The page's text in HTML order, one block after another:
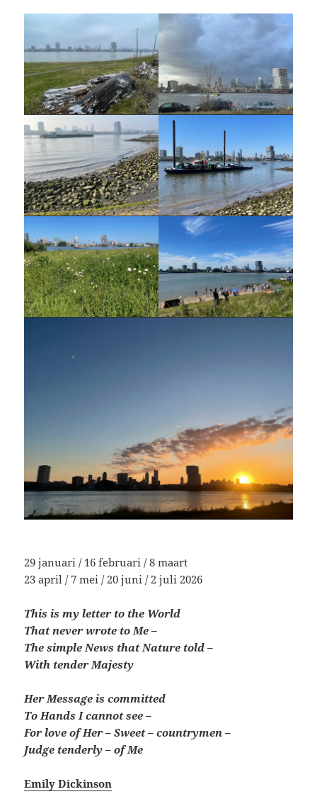
29 januari / 16 februari / 8 maart
23 april / 7 mei / 20 juni / 2 juli 2026
This is my letter to the World
That never wrote to Me –
The simple News that Nature told –
With tender Majesty
Her Message is committed
To Hands I cannot see –
For love of Her – Sweet – countrymen –
Judge tenderly – of Me
Emily Dickinson